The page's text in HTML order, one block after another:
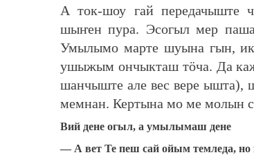
А ток-шоу гай передачыште
шыҥен пура. Эсогыл мер
Умылымо марте шуына гын,
ушыжым ончыкташ тӧча. Да
шанчыште але вес вере ышта),
мемнан. Кертына мо ме молын
Вий дене огыл, а умылымаш дене
— А вет Те пеш сай ойым темледа,